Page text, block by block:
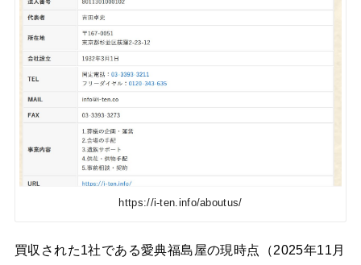
https://i-ten.info/aboutus/
買収された1社である愛典福島屋の現時点（2025年11月